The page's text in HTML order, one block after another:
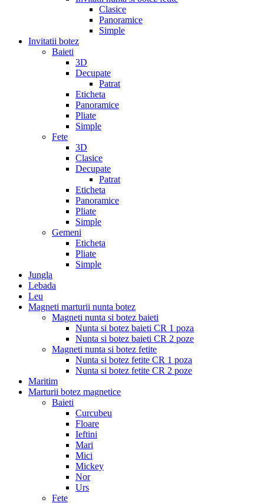
Clasice
Panoramice
Simple
Invitatii botez
Baieti
3D
Decupate
Patrat
Eticheta
Panoramice
Pliate
Simple
Fete
3D
Clasice
Decupate
Patrat
Eticheta
Panoramice
Pliate
Simple
Gemeni
Eticheta
Pliate
Simple
Jungla
Lebada
Leu
Magneti marturii nunta botez
Magneti nunta si botez baieti
Nunta si botez baieti CR 1 poza
Nunta si botez baieti CR 2 poze
Magneti nunta si botez fetite
Nunta si botez fetite CR 1 poza
Nunta si botez fetite CR 2 poze
Maritim
Marturii botez magnetice
Baieti
Curcubeu
Floare
Ieftini
Mari
Mici
Mickey
Nor
Urs
Fete